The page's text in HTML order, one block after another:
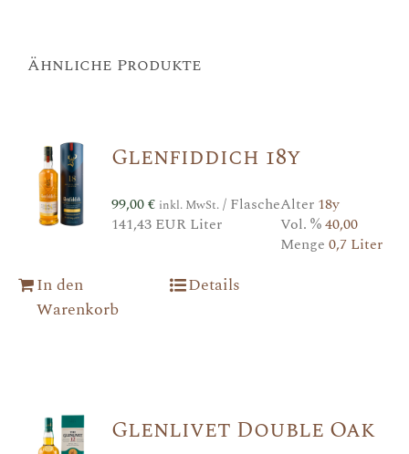
Ähnliche Produkte
Glenfiddich 18y
99,00€ inkl. MwSt./ Flasche
141,43 EUR Liter
Alter 18y
Vol. %40,00
Menge 0,7 Liter
In den
Warenkorb
Details
Glenlivet Double Oak